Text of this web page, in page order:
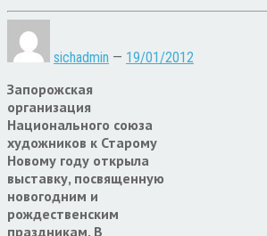
sichadmin — 19/01/2012
Запорожская
организация
Национального союза
художников к Старому
Новому году открыла
выставку, посвященную
новогодним и
рождественским
праздникам. В